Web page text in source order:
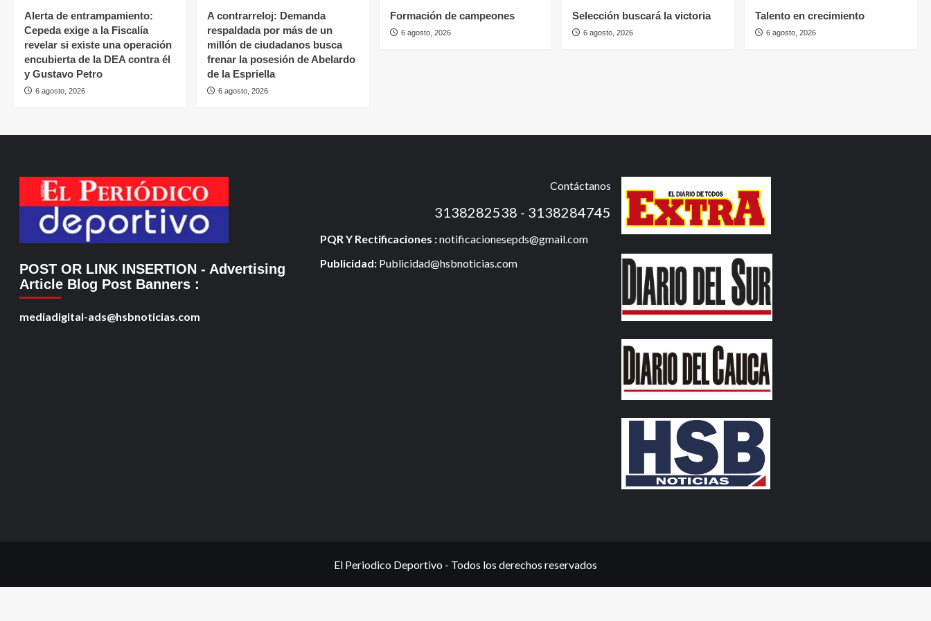
Alerta de entrampamiento:
Cepeda exige a la Fiscalía
revelar si existe una operación
encubierta de la DEA contra él
y Gustavo Petro
6 agosto, 2026
A contrarreloj: Demanda
respaldada por más de un
millón de ciudadanos busca
frenar la posesión de Abelardo
de la Espriella
6 agosto, 2026
Formación de campeones
6 agosto, 2026
Selección buscará la victoria
6 agosto, 2026
Talento en crecimiento
6 agosto, 2026
POST OR LINK INSERTION - Advertising
Article Blog Post Banners :
mediadigital-ads@hsbnoticias.com
Contáctanos
3138282538 - 3138284745
PQR Y Rectificaciones :notificacionesepds@gmail.com
Publicidad: Publicidad@hsbnoticias.com